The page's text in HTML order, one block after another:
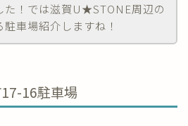
た！では滋賀U★STONE周辺の
車場紹介しますね！
16駐車場